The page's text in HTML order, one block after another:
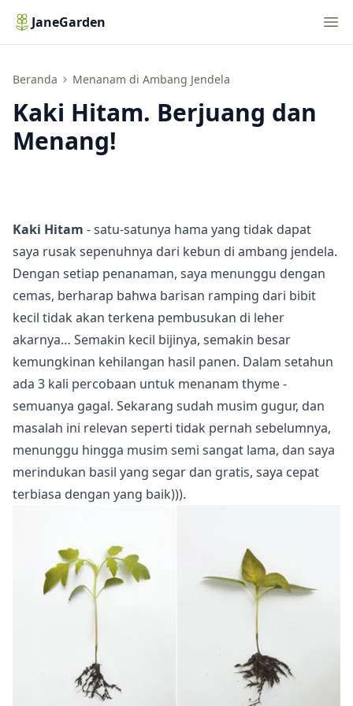
JaneGarden
Beranda Menanam di Ambang Jendela
Kaki Hitam. Berjuang dan Menang!
Kaki Hitam. Berjuang dan
Menang!
Kaki Hitam - satu-satunya hama yang tidak dapat
saya rusak sepenuhnya dari kebun di ambang jendela.
Dengan setiap penanaman, saya menunggu dengan
cemas, berharap bahwa barisan ramping dari bibit
kecil tidak akan terkena pembusukan di leher
akarnya… Semakin kecil bijinya, semakin besar
kemungkinan kehilangan hasil panen. Dalam setahun
ada 3 kali percobaan untuk menanam thyme-
semuanya gagal. Sekarang sudah musim gugur, dan
masalah ini relevan seperti tidak pernah sebelumnya,
menunggu hingga musim semi sangat lama, dan saya
merindukan basil yang segar dan gratis, saya cepat
terbiasa dengan yang baik))).